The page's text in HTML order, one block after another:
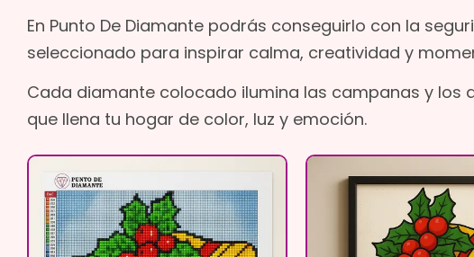
En Punto De Diamante podrás conseguirlo con la
seleccionado para inspirar calma, creatividad y
Cada diamante colocado ilumina las campanas y los
que llena tu hogar de color, luz y emoción.